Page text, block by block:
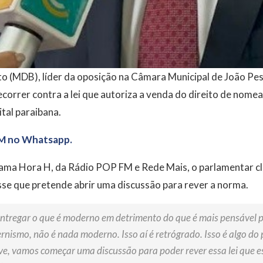
(MDB), líder da oposição na Câmara Municipal de João
contra a lei que autoriza a venda do direito de
paraibana.
no Whatsapp.
Hora H, da Rádio POP FM e Rede Mais, o parlamentar
que pretende abrir uma discussão para rever a norma.
o que é moderno em detrimento do que é mais pensável
não é nada moderno. Isso aí é retrógrado. Isso é algo do
vamos começar uma discussão para poder rever essa lei que